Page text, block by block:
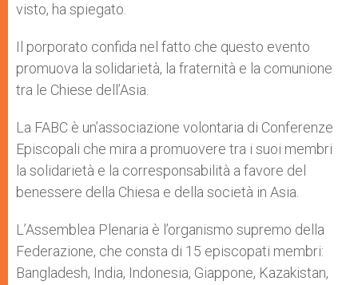
visto, ha spiegato.
Il porporato confida nel fatto che questo evento
promuova la solidarietà, la fraternità e la comunione
tra le Chiese dell’Asia.
La FABC è un’associazione volontaria di Conferenze
Episcopali che mira a promuovere tra i suoi membri
la solidarietà e la corresponsabilità a favore del
benessere della Chiesa e della società in Asia.
L’Assemblea Plenaria è l’organismo supremo della
Federazione, che consta di 15 episcopati membri:
Bangladesh, India, Indonesia, Giappone, Kazakistan,